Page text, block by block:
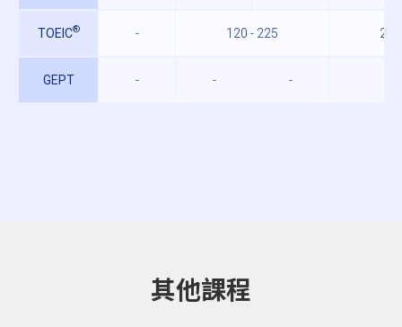
TOEIC® - 120 - 225
GEPT - - -
其他課程